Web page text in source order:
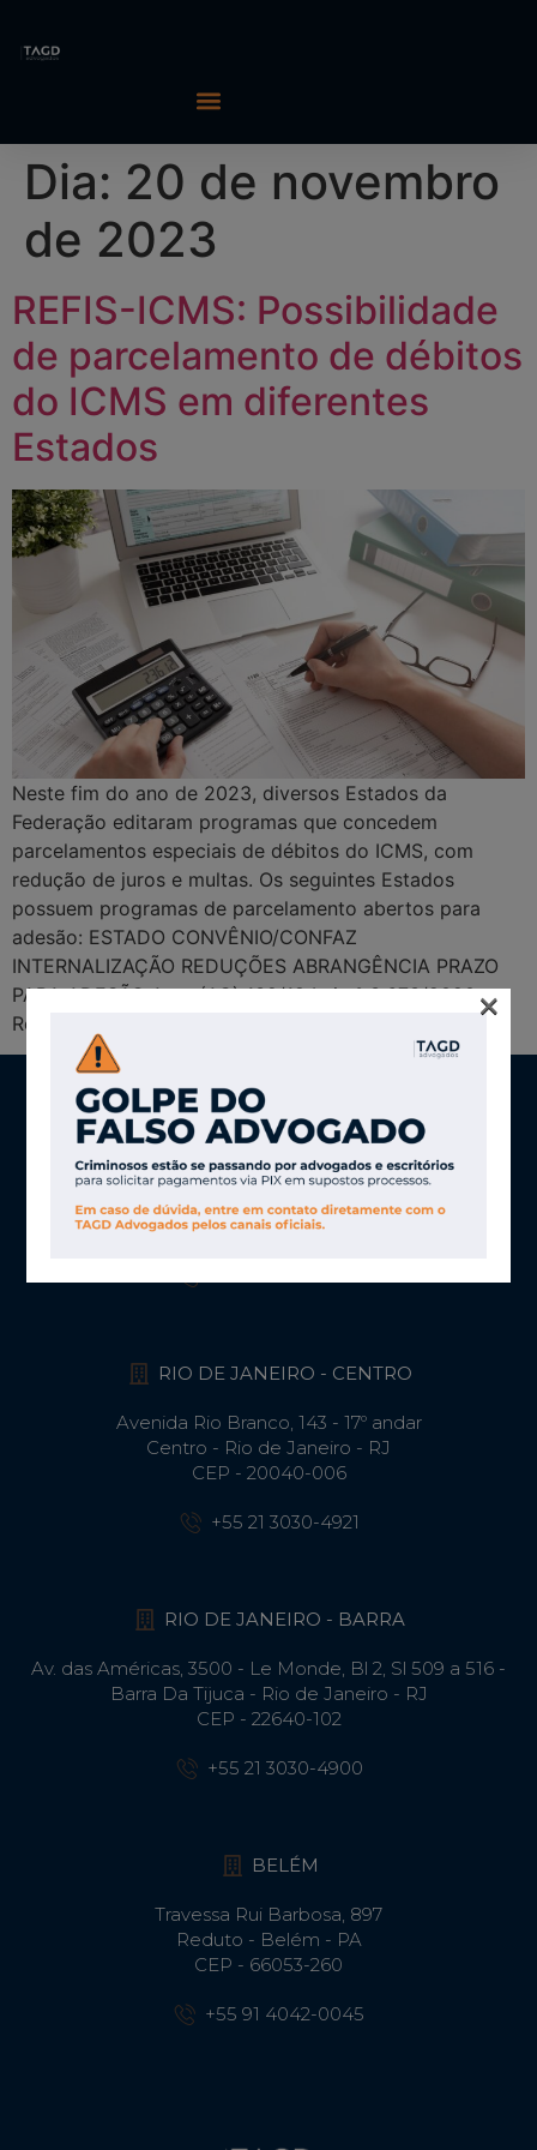
Dia: 20 de novembro
de 2023
REFIS-ICMS: Possibilidade
de parcelamento de débitos
do ICMS em diferentes
Estados
Neste fim do ano de 2023, diversos Estados da
Federação editaram programas que concedem
parcelamentos especiais de débitos do ICMS, com
redução de juros e multas. Os seguintes Estados
possuem programas de parcelamento abertos para
adesão: ESTADO CONVÊNIO/CONFAZ
INTERNALIZAÇÃO REDUÇÕES ABRANGÊNCIA PRAZO
PARA ADESÃO Acre (AC) 139/18 Lei n° 3.673/2020
Redução de juros e multa […]
SÃO PAULO
Av. Brig. Faria Lima, 2894 – CJ 51
Jardim Paulistano - São Paulo - SP
CEP - 01451-000
RIO DE JANEIRO - CENTRO
Avenida Rio Branco, 143 - 17º andar
Centro - Rio de Janeiro - RJ
CEP - 20040-006
+55 21 3030-4921
RIO DE JANEIRO - BARRA
Av. das Américas, 3500 - Le Monde, Bl 2, Sl 509 a 516 -
Barra Da Tijuca - Rio de Janeiro - RJ
CEP - 22640-102​
+55 21 3030-4900
BELÉM
Travessa Rui Barbosa, 897
Reduto - Belém - PA
CEP - 66053-260
+55 91 4042-0045
×